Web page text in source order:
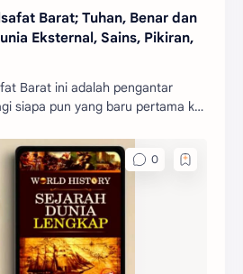
Barat; Tuhan, Benar dan
Eksternal, Sains, Pikiran,
Barat ini adalah pengantar
siapa pun yang baru pertama kali